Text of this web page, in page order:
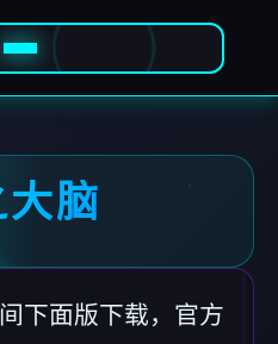
脑
下面版下载，官方